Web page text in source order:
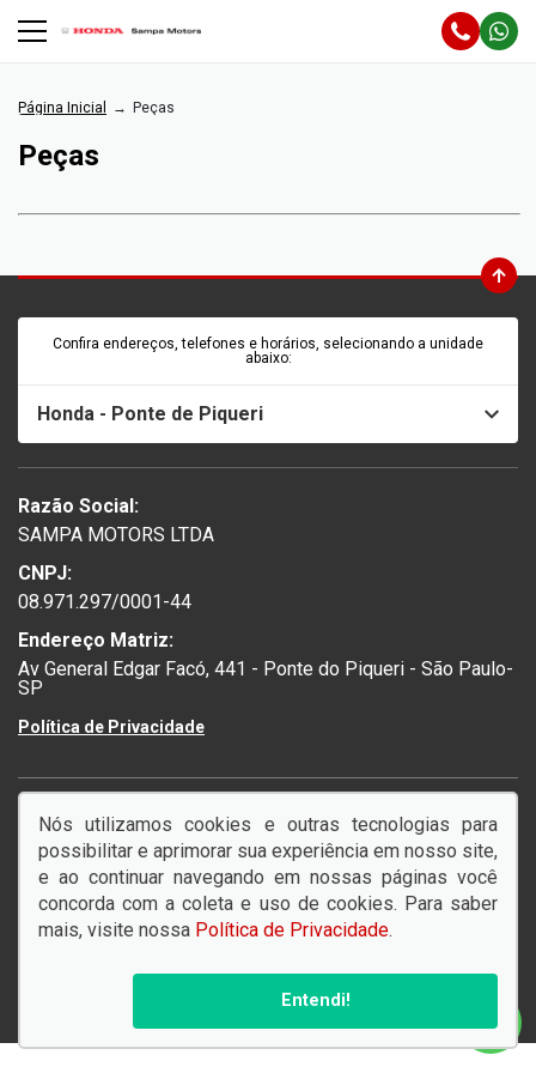
Página Inicial Peças
Peças
Confira endereços, telefones e horários, selecionando a unidade
abaixo:
Honda - Ponte de Piqueri
Razão Social:
SAMPA MOTORS LTDA
CNPJ:
08.971.297/0001-44
Endereço Matriz:
Av General Edgar Facó, 441 - Ponte do Piqueri - São Paulo-
SP
Política de Privacidade
© Copyright 2026
SIGA-NOS:
Nós utilizamos cookies e outras tecnologias para
possibilitar e aprimorar sua experiência em nosso site,
e ao continuar navegando em nossas páginas você
concorda com a coleta e uso de cookies. Para saber
mais, visite nossa Política de Privacidade.
Entendi!